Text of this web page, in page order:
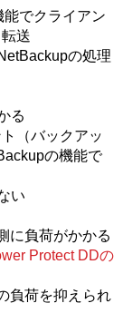
能でクライアン
送
の処理
る
ト（バックアッ
の機能で
い
に負荷がかかる
Protect DDの
負荷を抑えられ